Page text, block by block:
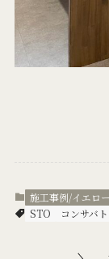
施工事例/イエロ
STO
コンサバ